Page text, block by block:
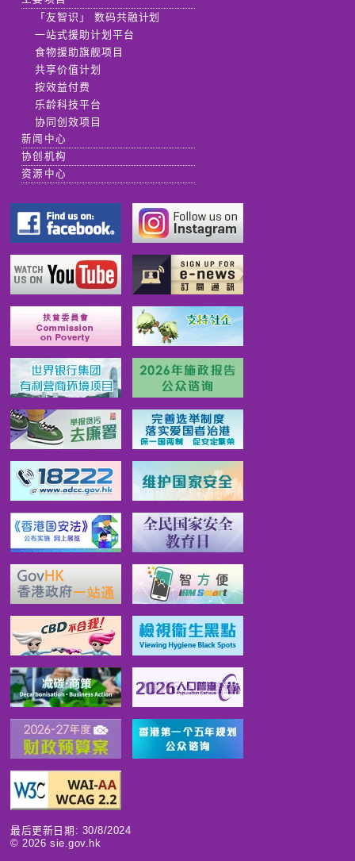
「友智识」 数码共融计划
一站式援助计划平台
食物援助旗舰项目
共享价值计划
按效益付费
乐龄科技平台
协同创效项目
新闻中心
协创机构
资源中心
最后更新日期: 30/8/2024
© 2026 sie.gov.hk